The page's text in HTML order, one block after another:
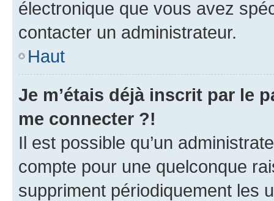
électronique que vous avez
contacter un administrateur.
Haut
Je m’étais déjà inscrit par le
me connecter ?!
Il est possible qu’un
compte pour une quelconque
suppriment périodiquement les